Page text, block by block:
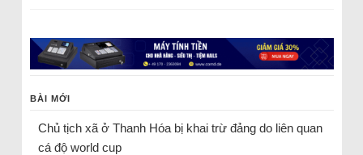
BÀI MỚI
Chủ tịch xã ở Thanh Hóa bị khai trừ đảng do liên quan
cá độ world cup